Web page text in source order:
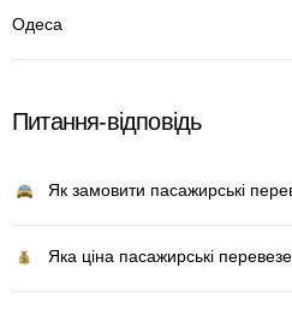
Одеса
Питання-відповідь
Як замовити пасажирські
Яка ціна пасажирські